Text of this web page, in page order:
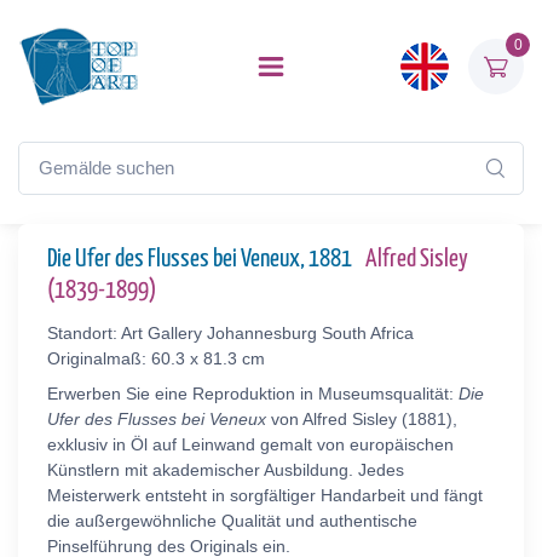
0
Die Ufer des Flusses bei Veneux, 1881 Alfred Sisley
(1839-1899)
Standort: Art Gallery Johannesburg South Africa
Originalmaß: 60.3 x 81.3 cm
Erwerben Sie eine Reproduktion in Museumsqualität: Die
Ufer des Flusses bei Veneux von Alfred Sisley (1881),
exklusiv in Öl auf Leinwand gemalt von europäischen
Künstlern mit akademischer Ausbildung. Jedes
Meisterwerk entsteht in sorgfältiger Handarbeit und fängt
die außergewöhnliche Qualität und authentische
Pinselführung des Originals ein.